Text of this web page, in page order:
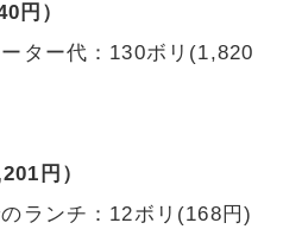
円）
ター代：130ボリ(1,820
円）
ランチ：12ボリ(168円)